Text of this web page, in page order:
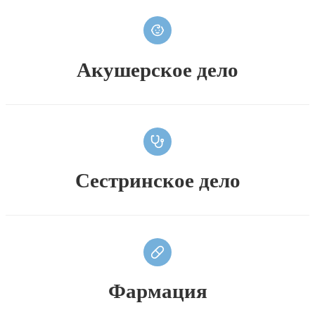
Акушерское дело
Сестринское дело
Фармация